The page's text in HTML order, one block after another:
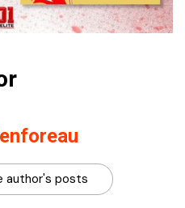
author's posts